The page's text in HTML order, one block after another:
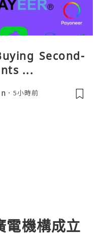
Second-
...
5小時前
機構成立